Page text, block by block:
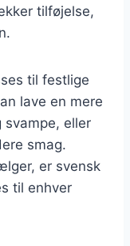
tilføjelse,
til festlige
lave en mere
svampe, eller
smag.
er svensk
til enhver